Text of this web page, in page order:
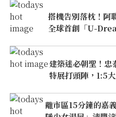
搭機告別落枕！阿
全球首創「U-
建築迷必朝聖！忠
特展打頭陣，1:5
離市區15分鐘的嘉